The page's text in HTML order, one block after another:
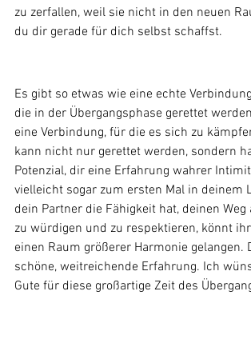
zu zerfallen, weil sie nicht in den neuen
du dir gerade für dich selbst schaffst.
Es gibt so etwas wie eine echte
die in der Übergangsphase gerettet
eine Verbindung, für die es sich zu
kann nicht nur gerettet werden, sondern
Potenzial, dir eine Erfahrung wahrer
vielleicht sogar zum ersten Mal in deinem
dein Partner die Fähigkeit hat, deinen Weg
zu würdigen und zu respektieren, könnt
einen Raum größerer Harmonie gelangen.
schöne, weitreichende Erfahrung. Ich
Gute für diese großartige Zeit des